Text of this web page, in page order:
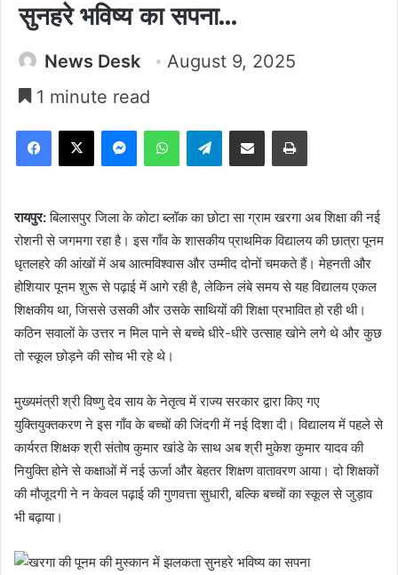
सुनहरे भविष्य का सपना…
News Desk
August 9, 2025
1 minute read
Facebook
X MessengerWhatsAppTelegramShare via Email Print
रायपुर:बिलासपुर जिला के कोटा ब्लॉक का छोटा सा ग्राम खरगा अब शिक्षा की नई
रोशनी से जगमगा रहा है। इस गाँव के शासकीय प्राथमिक विद्यालय की छात्रा पूनम
धृतलहरे की आंखों में अब आत्मविश्वास और उम्मीद दोनों चमकते हैं। मेहनती और
होशियार पूनम शुरू से पढ़ाई में आगे रही है, लेकिन लंबे समय से यह विद्यालय एकल
शिक्षकीय था, जिससे उसकी और उसके साथियों की शिक्षा प्रभावित हो रही थी।
कठिन सवालों के उत्तर न मिल पाने से बच्चे धीरे-धीरे उत्साह खोने लगे थे और कुछ
तो स्कूल छोड़ने की सोच भी रहे थे।
मुख्यमंत्री श्री विष्णु देव साय के नेतृत्व में राज्य सरकार द्वारा किए गए
युक्तियुक्तकरण ने इस गाँव के बच्चों की जिंदगी में नई दिशा दी। विद्यालय में पहले से
कार्यरत शिक्षक श्री संतोष कुमार खांडे के साथ अब श्री मुकेश कुमार यादव की
नियुक्ति होने से कक्षाओं में नई ऊर्जा और बेहतर शिक्षण वातावरण आया। दो शिक्षकों
की मौजूदगी ने न केवल पढ़ाई की गुणवत्ता सुधारी, बल्कि बच्चों का स्कूल से जुड़ाव
भी बढ़ाया।